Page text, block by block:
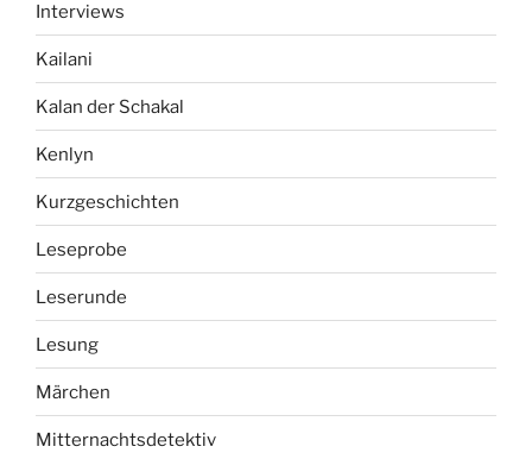
Interviews
Kailani
Kalan der Schakal
Kenlyn
Kurzgeschichten
Leseprobe
Leserunde
Lesung
Märchen
Mitternachtsdetektiv